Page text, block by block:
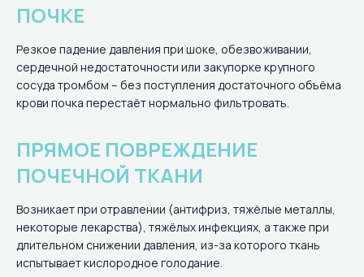
ПОЧКЕ
Резкое падение давления при шоке, обезвоживании,
сердечной недостаточности или закупорке крупного
сосуда тромбом – без поступления достаточного объёма
крови почка перестаёт нормально фильтровать.
ПРЯМОЕ ПОВРЕЖДЕНИЕ
ПОЧЕЧНОЙ ТКАНИ
Возникает при отравлении (антифриз, тяжёлые металлы,
некоторые лекарства), тяжёлых инфекциях, а также при
длительном снижении давления, из-за которого ткань
испытывает кислородное голодание.